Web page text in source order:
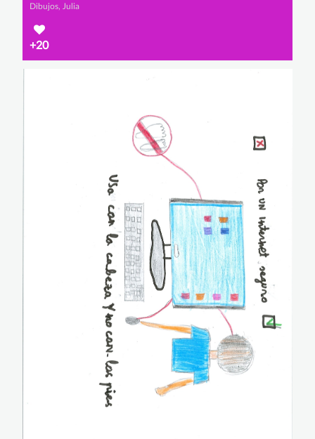
Dibujos, Julia
+20